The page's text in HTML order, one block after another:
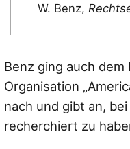
W. Benz,
Benz ging auch
Organisation
nach und gibt an,
recherchiert zu